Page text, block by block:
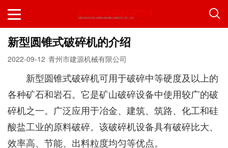
新型圆锥式破碎机的介绍
2022-09-12 青州市建源机械有限公司
新型圆锥式破碎机可用于破碎中等硬度及以上的
各种矿石和岩石。它是矿山破碎设备中使用较广的破
碎机之一。广泛应用于冶金、建筑、筑路、化工和硅
酸盐工业的原料破碎。该破碎机设备具有破碎比大、
效率高、节能、出料粒度均匀等优点。